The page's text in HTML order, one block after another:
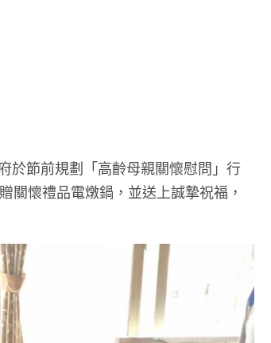
於節前規劃「高齡母親關懷慰問」行
關懷禮品電燉鍋，並送上誠摯祝福，